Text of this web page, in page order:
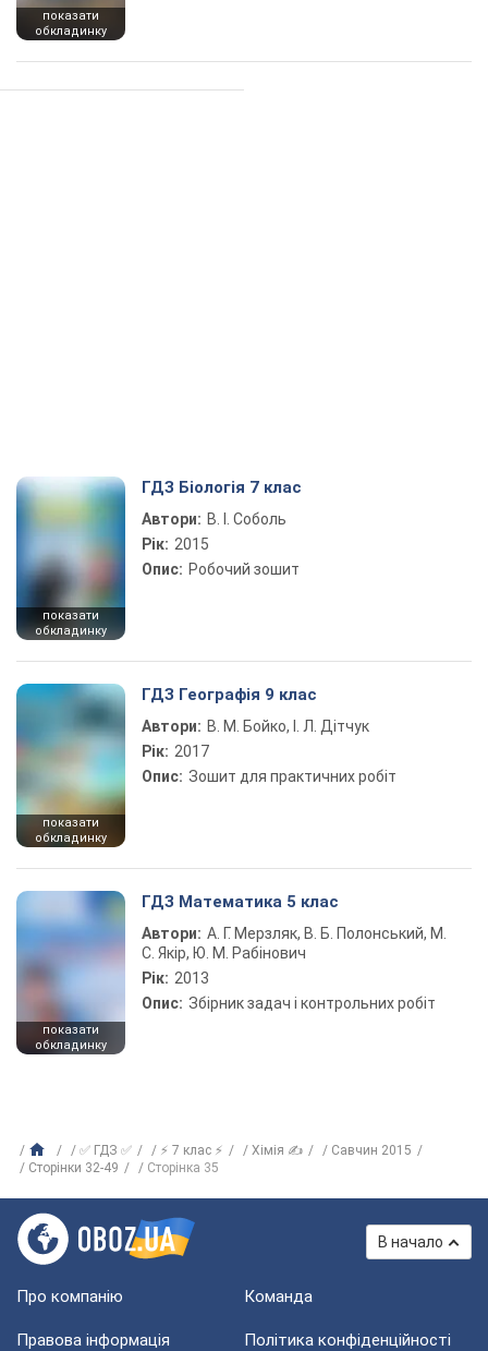
показати
обкладинку
показати
обкладинку
ГДЗ Біологія 7 клас
Автори: В. І. Соболь
Рік: 2015
Опис: Робочий зошит
показати
обкладинку
ГДЗ Географія 9 клас
Автори: В. М. Бойко, І. Л. Дітчук
Рік: 2017
Опис: Зошит для практичних робіт
показати
обкладинку
ГДЗ Математика 5 клас
Автори: А. Г. Мерзляк, В. Б. Полонський, М.
С. Якір, Ю. М. Рабінович
Рік: 2013
Опис: Збірник задач і контрольних робіт
✅ ГДЗ ✅ ⚡ 7 клас ⚡ Хімія ✍
Савчин 2015
Сторінки 32-49
Сторінка 35
В начало
Про компанію Команда
Правова інформація Політика конфіденційності